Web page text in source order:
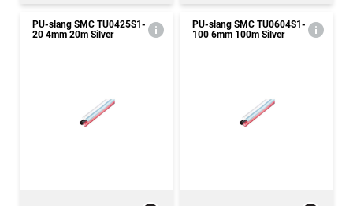
PU-slang SMC TU0425S1-
20 4mm 20m Silver
PU-slang SMC TU0604S1-
100 6mm 100m Silver